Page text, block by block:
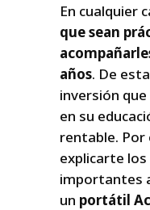
En cualquier
que sean
años. De
inversión
en su
rentable.
explicarte
importantes
un portátil